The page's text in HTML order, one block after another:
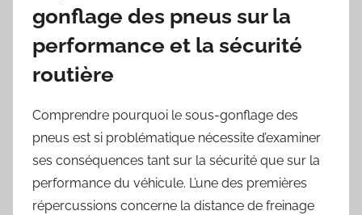
gonflage des pneus sur la
performance et la sécurité
routière
Comprendre pourquoi le sous-gonflage des
pneus est si problématique nécessite d’examiner
ses conséquences tant sur la sécurité que sur la
performance du véhicule. L’une des premières
répercussions concerne la distance de freinage